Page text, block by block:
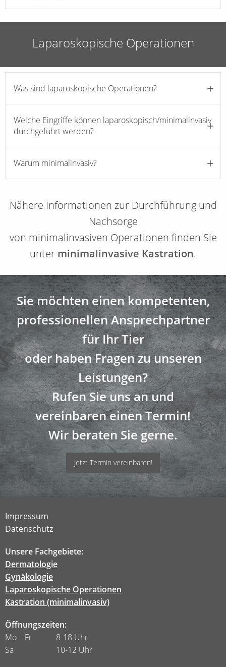
Laparoskopische Operationen
Was sind laparoskopische Operationen?
Welche Eingriffe können laparoskopisch/minimalinvasiv
durchgeführt werden?
Warum minimalinvasiv?
Nähere Informationen zur Durchführung und
Nachsorge
von minimalinvasiven Operationen finden Sie
unter minimalinvasive Kastration.
Sie möchten einen kompetenten,
professionellen Ansprechpartner
für Ihr Tier
oder haben Fragen zu unseren
Leistungen?
Rufen Sie uns an und
vereinbaren einen Termin!
Wir beraten Sie gerne.
Jetzt Termin vereinbaren!
Impressum
Datenschutz
Unsere Fachgebiete:
Dermatologie
Gynäkologie
Laparoskopische Operationen
Kastration (minimalinvasiv)
Öffnungszeiten:
Mo – Fr 8-18 Uhr
Sa 10-12 Uhr